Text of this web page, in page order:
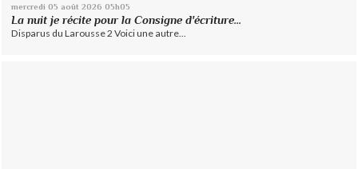
mercredi 05 août 2026 05h05
La nuit je récite pour la Consigne d'écriture...
Disparus du Larousse 2 Voici une autre...